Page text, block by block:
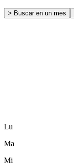
> Buscar en un mes
Lu
Ma
Mi